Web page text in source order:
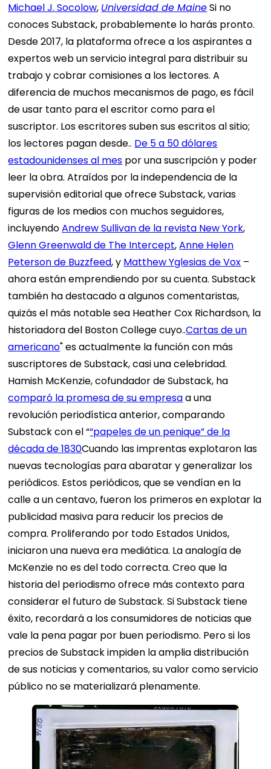
Michael J. Socolow, Universidad de MaineSi no
conoces Substack, probablemente lo harás pronto.
Desde 2017, la plataforma ofrece a los aspirantes a
expertos web un servicio integral para distribuir su
trabajo y cobrar comisiones a los lectores. A
diferencia de muchos mecanismos de pago, es fácil
de usar tanto para el escritor como para el
suscriptor. Los escritores suben sus escritos al sitio;
los lectores pagan desde.. De 5 a 50 dólares
estadounidenses al mes por una suscripción y poder
leer la obra. Atraídos por la independencia de la
supervisión editorial que ofrece Substack, varias
figuras de los medios con muchos seguidores,
incluyendoAndrew Sullivan de la revista New York,
Glenn Greenwald de The Intercept,Anne Helen
Peterson de Buzzfeed, y Matthew Yglesias de Vox –
ahora están emprendiendo por su cuenta. Substack
también ha destacado a algunos comentaristas,
quizás el más notable sea Heather Cox Richardson, la
historiadora del Boston College cuyo..Cartas de un
americano" es actualmente la función con más
suscriptores de Substack, casi una celebridad.
Hamish McKenzie, cofundador de Substack, ha
comparó la promesa de su empresaa una
revolución periodística anterior, comparando
Substack con el ““papeles de un penique” de la
década de 1830Cuando las imprentas explotaron las
nuevas tecnologías para abaratar y generalizar los
periódicos. Estos periódicos, que se vendían en la
calle a un centavo, fueron los primeros en explotar la
publicidad masiva para reducir los precios de
compra. Proliferando por todo Estados Unidos,
iniciaron una nueva era mediática. La analogía de
McKenzie no es del todo correcta. Creo que la
historia del periodismo ofrece más contexto para
considerar el futuro de Substack. Si Substack tiene
éxito, recordará a los consumidores de noticias que
vale la pena pagar por buen periodismo. Pero si los
precios de Substack impiden la amplia distribución
de sus noticias y comentarios, su valor como servicio
público no se materializará plenamente.